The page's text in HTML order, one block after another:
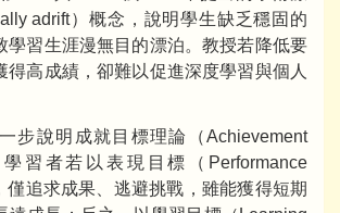
adrift）概念，說明學生缺乏穩固的
學習生涯漫無目的漂泊。教授若降低要
得高成績，卻難以促進深度學習與個人
步說明成就目標理論（Achievement
習者若以表現目標（Performance
僅追求成果、逃避挑戰，雖能獲得短期